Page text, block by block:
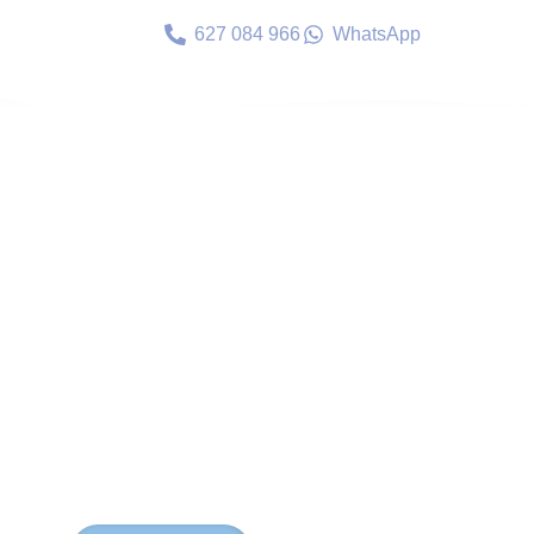
627 084 966 WhatsApp